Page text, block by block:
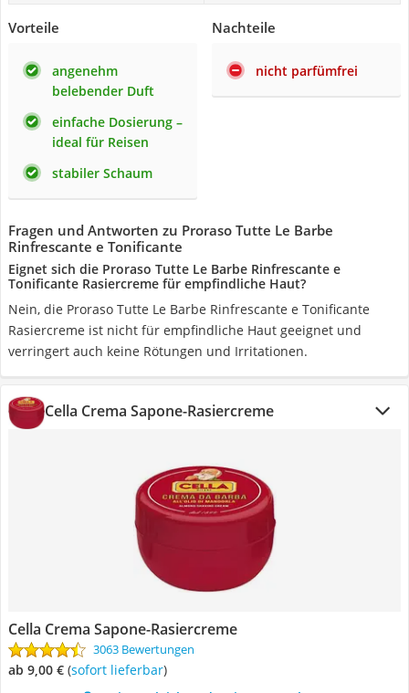
Vorteile
angenehm
belebender Duft
einfache Dosierung –
ideal für Reisen
stabiler Schaum
Nachteile
nicht parfümfrei
Fragen und Antworten zu Proraso Tutte Le Barbe
Rinfrescante e Tonificante
Eignet sich die Proraso Tutte Le Barbe Rinfrescante e
Tonificante Rasiercreme für empfindliche Haut?
Nein, die Proraso Tutte Le Barbe Rinfrescante e Tonificante
Rasiercreme ist nicht für empfindliche Haut geeignet und
verringert auch keine Rötungen und Irritationen.
Cella Crema Sapone-Rasiercreme
Cella Crema Sapone-Rasiercreme
3063 Bewertungen
ab 9,00 € ( Sofort lieferbar)